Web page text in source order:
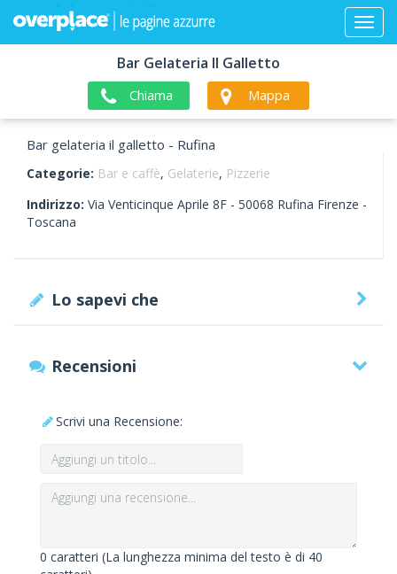
Bar Gelateria Il Galletto
Chiama Mappa
Bar gelateria il galletto - Rufina
Categorie: Bar e caffè, Gelaterie, Pizzerie
Indirizzo: Via Venticinque Aprile 8F - 50068 Rufina Firenze -
Toscana
Lo sapevi che
Recensioni
Scrivi una Recensione:
0 caratteri (La lunghezza minima del testo è di 40